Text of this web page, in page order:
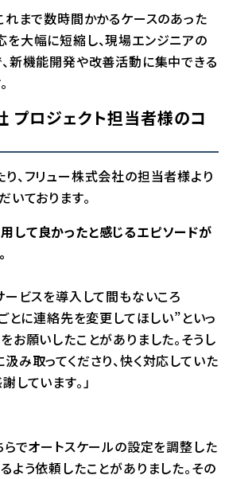
れまで数時間かかるケースのあった
大幅に短縮し、現場エンジニアの
新機能開発や改善活動に集中できる
プロジェクト担当者様のコ
、フリュー株式会社の担当者様より
いております。
て良かったと感じるエピソードが
ービスを導入して間もないころ
とに連絡先を変更してほしい”といっ
お願いしたことがありました。そうし
み取ってくださり、快く対応していた
しています。」
らでオートスケールの設定を調整した
よう依頼したことがありました。その